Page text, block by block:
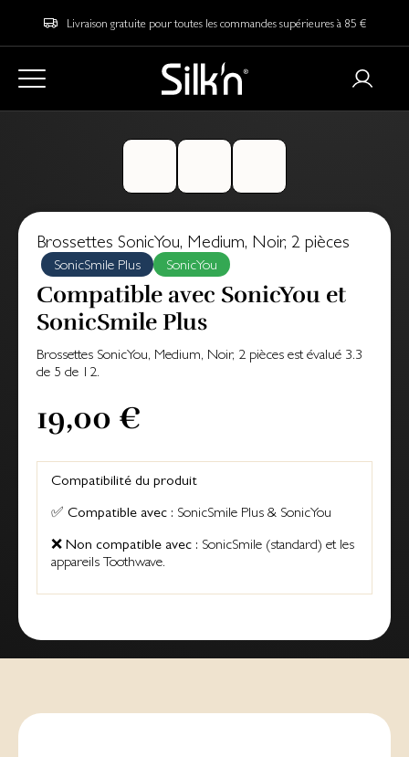
Livraison gratuite pour toutes les commandes supérieures à 85 €
Brossettes SonicYou, Medium, Noir, 2 pièces
SonicSmile Plus SonicYou
Compatible avec SonicYou et
SonicSmile Plus
Brossettes SonicYou, Medium, Noir, 2 pièces est évalué 3.3
de 5 de 12.
19,00 €
Compatibilité du produit
✅ Compatible avec : SonicSmile Plus & SonicYou
❌ Non compatible avec : SonicSmile (standard) et les
appareils Toothwave.